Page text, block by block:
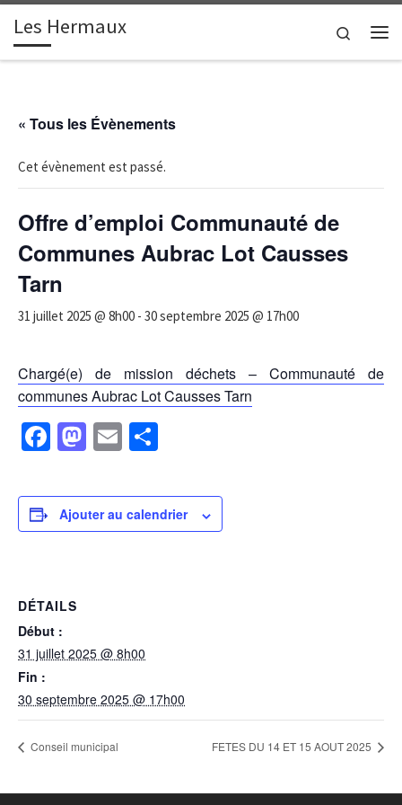
Passer au contenu
Les Hermaux
Search
« Tous les Évènements
Cet évènement est passé.
Offre d’emploi Communauté de
Communes Aubrac Lot Causses
Tarn
31 juillet 2025 @ 8h00 - 30 septembre 2025 @ 17h00
Chargé(e) de mission déchets – Communauté de
communes Aubrac Lot Causses Tarn
F
c
e
o
k
M
st
o
E
ailta
g
Ajouter au calendrier
DÉTAILS
Début :
31 juillet 2025 @ 8h00
Fin :
30 septembre 2025 @ 17h00
Conseil municipal FETES DU 14 ET 15 AOUT 2025